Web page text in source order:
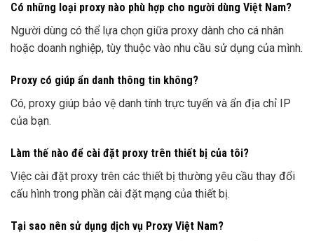
Có những loại proxy nào phù hợp cho người dùng Việt Nam?
Người dùng có thể lựa chọn giữa proxy dành cho cá nhân
hoặc doanh nghiệp, tùy thuộc vào nhu cầu sử dụng của mình.
Proxy có giúp ẩn danh thông tin không?
Có, proxy giúp bảo vệ danh tính trực tuyến và ẩn địa chỉ IP
của bạn.
Làm thế nào để cài đặt proxy trên thiết bị của tôi?
Việc cài đặt proxy trên các thiết bị thường yêu cầu thay đổi
cấu hình trong phần cài đặt mạng của thiết bị.
Tại sao nên sử dụng dịch vụ Proxy Việt Nam?